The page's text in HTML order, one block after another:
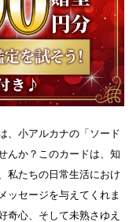
、小アルカナの「ソード
んか？このカードは、知
私たちの日常生活におけ
ッセージを与えてくれま
奇心、そして未熟さゆえ